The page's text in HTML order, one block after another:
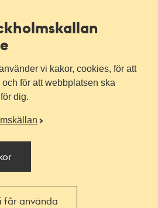
vi kakor, cookies, för att
för att webbplatsen ska
dig.
får använda